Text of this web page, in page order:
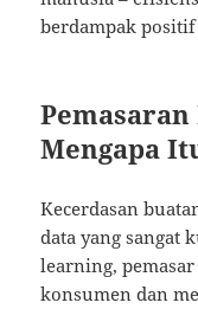
berdampak
Mengapa
Kecerdasan
data yang sangat
learning,
konsumen dan